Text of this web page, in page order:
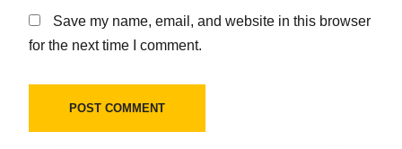
Save my name, email, and website in this browser
for the next time I comment.